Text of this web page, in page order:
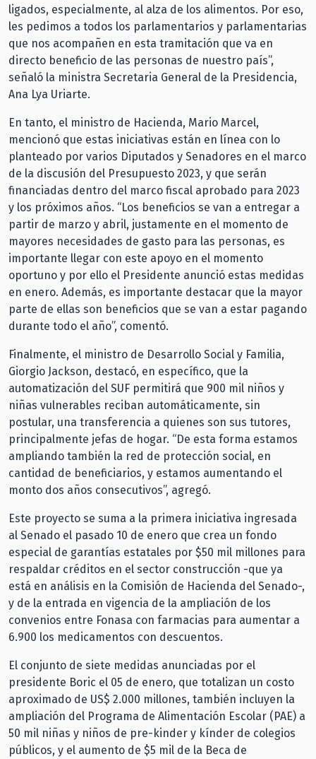
ligados, especialmente, al alza de los alimentos. Por eso,
les pedimos a todos los parlamentarios y parlamentarias
que nos acompañen en esta tramitación que va en
directo beneficio de las personas de nuestro país”,
señaló la ministra Secretaria General de la Presidencia,
Ana Lya Uriarte.
En tanto, el ministro de Hacienda, Mario Marcel,
mencionó que estas iniciativas están en línea con lo
planteado por varios Diputados y Senadores en el marco
de la discusión del Presupuesto 2023, y que serán
financiadas dentro del marco fiscal aprobado para 2023
y los próximos años. “Los beneficios se van a entregar a
partir de marzo y abril, justamente en el momento de
mayores necesidades de gasto para las personas, es
importante llegar con este apoyo en el momento
oportuno y por ello el Presidente anunció estas medidas
en enero. Además, es importante destacar que la mayor
parte de ellas son beneficios que se van a estar pagando
durante todo el año”, comentó.
Finalmente, el ministro de Desarrollo Social y Familia,
Giorgio Jackson, destacó, en específico, que la
automatización del SUF permitirá que 900 mil niños y
niñas vulnerables reciban automáticamente, sin
postular, una transferencia a quienes son sus tutores,
principalmente jefas de hogar. “De esta forma estamos
ampliando también la red de protección social, en
cantidad de beneficiarios, y estamos aumentando el
monto dos años consecutivos”, agregó.
Este proyecto se suma a la primera iniciativa ingresada
al Senado el pasado 10 de enero que crea un fondo
especial de garantías estatales por $50 mil millones para
respaldar créditos en el sector construcción -que ya
está en análisis en la Comisión de Hacienda del Senado-,
y de la entrada en vigencia de la ampliación de los
convenios entre Fonasa con farmacias para aumentar a
6.900 los medicamentos con descuentos.
El conjunto de siete medidas anunciadas por el
presidente Boric el 05 de enero, que totalizan un costo
aproximado de US$ 2.000 millones, también incluyen la
ampliación del Programa de Alimentación Escolar (PAE) a
50 mil niñas y niños de pre-kinder y kínder de colegios
públicos, y el aumento de $5 mil de la Beca de